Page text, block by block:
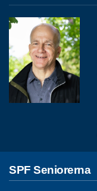
SPF Seniorerna